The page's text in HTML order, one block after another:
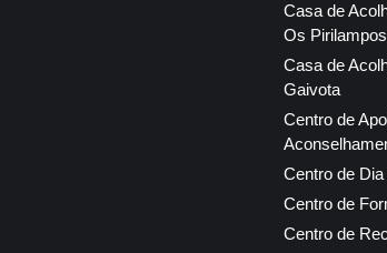
Casa de
Os Pirilampos
Casa de
Gaivota
Centro de
Centro de
Centro de
Centro de